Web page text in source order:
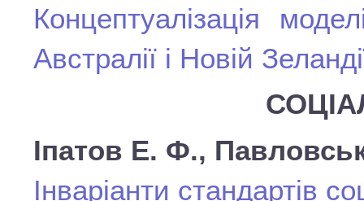
Концептуалізація
Австралії і Новій
Іпатов Е. Ф.,
Інваріанти стандартів